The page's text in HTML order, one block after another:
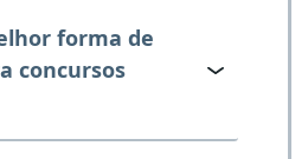
forma de
concursos